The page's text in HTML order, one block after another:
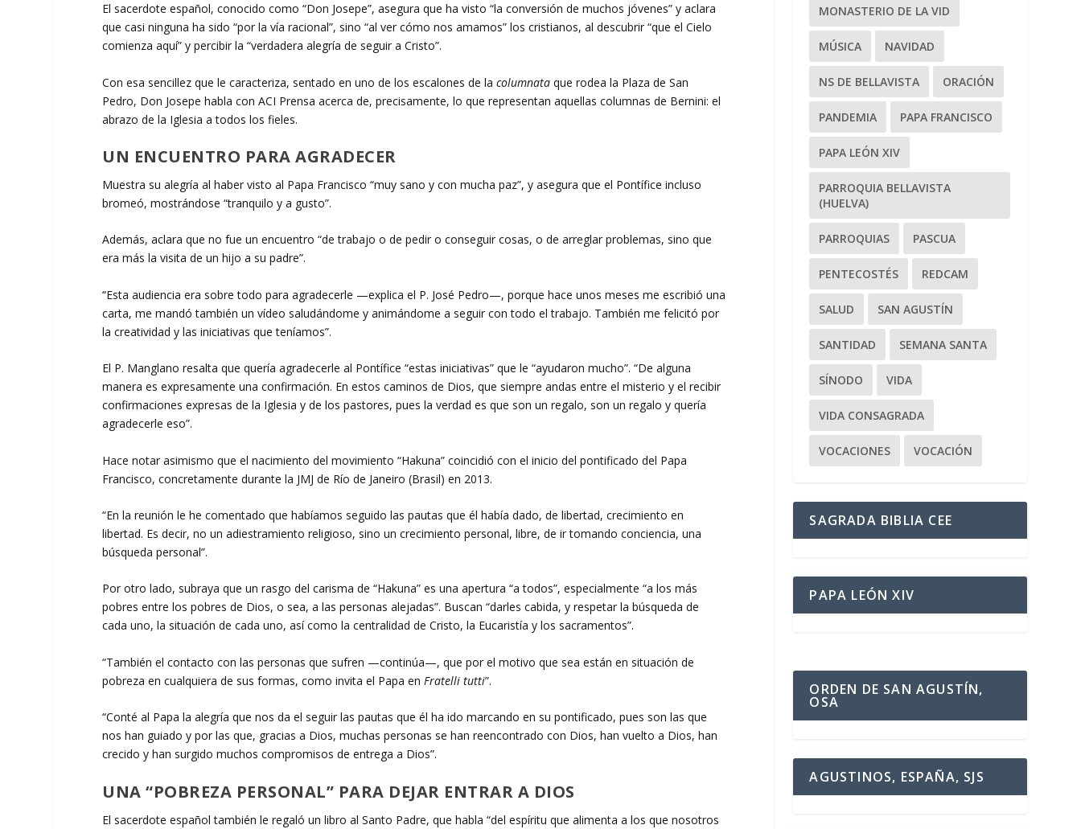
El sacerdote español, conocido como “Don Josepe”, asegura que ha visto “la conversión de muchos jóvenes” y aclara
que casi ninguna ha sido “por la vía racional”, sino “al ver cómo nos amamos” los cristianos, al descubrir “que el Cielo
comienza aquí” y percibir la “verdadera alegría de seguir a Cristo”.
Con esa sencillez que le caracteriza, sentado en uno de los escalones de lacolumnataque rodea la Plaza de San
Pedro, Don Josepe habla con ACI Prensa acerca de, precisamente, lo que representan aquellas columnas de Bernini: el
abrazo de la Iglesia a todos los fieles.
UN ENCUENTRO PARA AGRADECER
Muestra su alegría al haber visto al Papa Francisco “muy sano y con mucha paz”, y asegura que el Pontífice incluso
bromeó, mostrándose “tranquilo y a gusto”.
Además, aclara que no fue un encuentro “de trabajo o de pedir o conseguir cosas, o de arreglar problemas, sino que
era más la visita de un hijo a su padre”.
“Esta audiencia era sobre todo para agradecerle —explica el P. José Pedro—, porque hace unos meses me escribió una
carta, me mandó también un vídeo saludándome y animándome a seguir con todo el trabajo. También me felicitó por
la creatividad y las iniciativas que teníamos”.
El P. Manglano resalta que quería agradecerle al Pontífice “estas iniciativas” que le “ayudaron mucho”. “De alguna
manera es expresamente una confirmación. En estos caminos de Dios, que siempre andas entre el misterio y el recibir
confirmaciones expresas de la Iglesia y de los pastores, pues la verdad es que son un regalo, son un regalo y quería
agradecerle eso”.
Hace notar asimismo que el nacimiento del movimiento “Hakuna” coincidió con el inicio del pontificado del Papa
Francisco, concretamente durante la JMJ de Río de Janeiro (Brasil) en 2013.
“En la reunión le he comentado que habíamos seguido las pautas que él había dado, de libertad, crecimiento en
libertad. Es decir, no un adiestramiento religioso, sino un crecimiento personal, libre, de ir tomando conciencia, una
búsqueda personal”.
Por otro lado, subraya que un rasgo del carisma de “Hakuna” es una apertura “a todos”, especialmente “a los más
pobres entre los pobres de Dios, o sea, a las personas alejadas”. Buscan “darles cabida, y respetar la búsqueda de
cada uno, la situación de cada uno, así como la centralidad de Cristo, la Eucaristía y los sacramentos”.
“También el contacto con las personas que sufren —continúa—, que por el motivo que sea están en situación de
pobreza en cualquiera de sus formas, como invita el Papa en Fratelli tutti”.
“Conté al Papa la alegría que nos da el seguir las pautas que él ha ido marcando en su pontificado, pues son las que
nos han guiado y por las que, gracias a Dios, muchas personas se han reencontrado con Dios, han vuelto a Dios, han
crecido y han surgido muchos compromisos de entrega a Dios”.
UNA “POBREZA PERSONAL” PARA DEJAR ENTRAR A DIOS
El sacerdote español también le regaló un libro al Santo Padre, que habla “del espíritu que alimenta a los que nosotros
MONASTERIO DE LA VID
MÚSICA NAVIDAD
NS DE BELLAVISTA ORACIÓN
PANDEMIA PAPA FRANCISCO
PAPA LEÓN XIV
PARROQUIA BELLAVISTA
(HUELVA)
PARROQUIAS PASCUA
PENTECOSTÉS REDCAM
SALUD SAN AGUSTÍN
SANTIDAD SEMANA SANTA
SÍNODO VIDA
VIDA CONSAGRADA
VOCACIONES VOCACIÓN
SAGRADA BIBLIA CEE
PAPA LEÓN XIV
ORDEN DE SAN AGUSTÍN,
OSA
AGUSTINOS, ESPAÑA, SJS